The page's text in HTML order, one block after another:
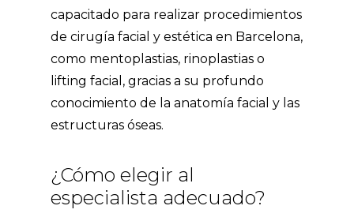
capacitado para realizar procedimientos
de cirugía facial y estética en Barcelona,
como mentoplastias, rinoplastias o
lifting facial, gracias a su profundo
conocimiento de la anatomía facial y las
estructuras óseas.
¿Cómo elegir al
especialista adecuado?